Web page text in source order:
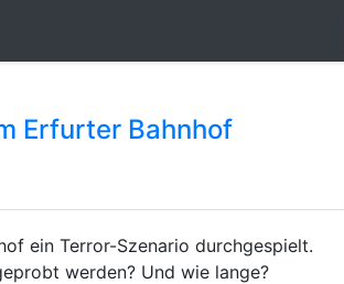
Erfurter Bahnhof
ein Terror-Szenario durchgespielt.
werden? Und wie lange?